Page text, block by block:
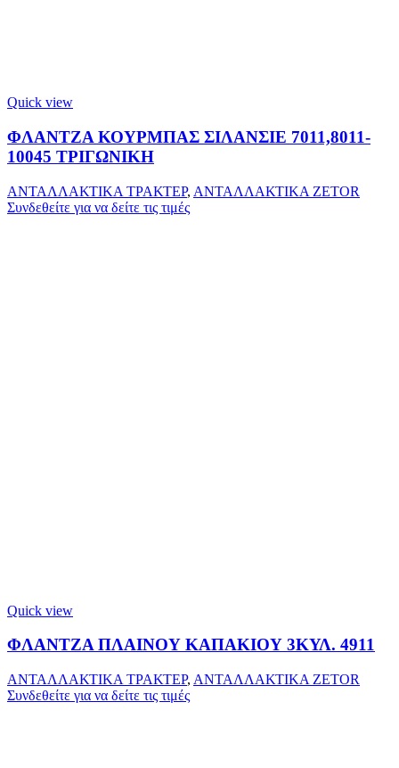
Quick view
ΦΛΑΝΤΖΑ ΚΟΥΡΜΠΑΣ ΣΙΛΑΝΣΙΕ 7011,8011-
10045 ΤΡΙΓΩΝΙΚΗ
ΑΝΤΑΛΛΑΚΤΙΚΑ ΤΡΑΚΤΕΡ, ΑΝΤΑΛΛΑΚΤΙΚΑ ZETOR
Συνδεθείτε για να δείτε τις τιμές
Quick view
ΦΛΑΝΤΖΑ ΠΛΑΙΝΟΥ ΚΑΠΑΚΙΟΥ 3ΚΥΛ. 4911
ΑΝΤΑΛΛΑΚΤΙΚΑ ΤΡΑΚΤΕΡ, ΑΝΤΑΛΛΑΚΤΙΚΑ ZETOR
Συνδεθείτε για να δείτε τις τιμές